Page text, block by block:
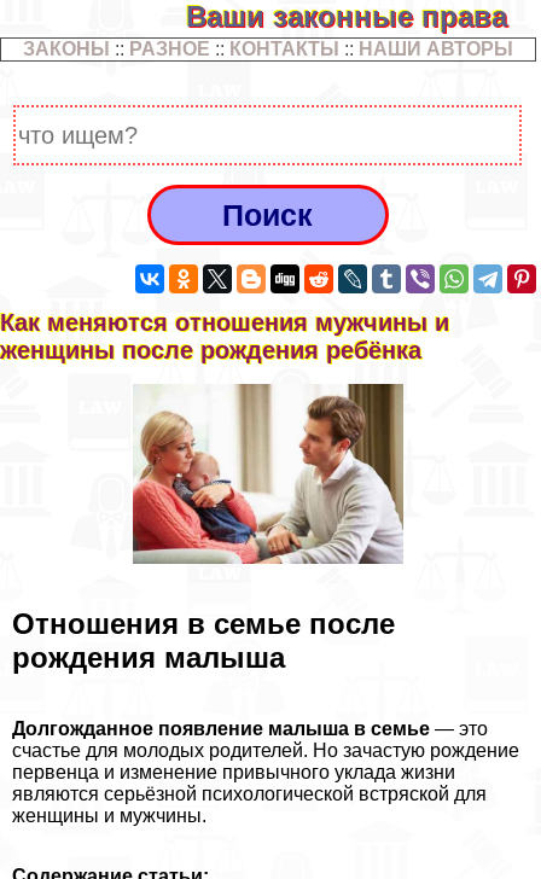
Ваши законные права
ЗАКОНЫ :: РАЗНОЕ :: КОНТАКТЫ :: НАШИ АВТОРЫ
Как меняются отношения мужчины и
женщины после рождения ребёнка
Отношения в семье после
рождения малыша
Долгожданное появление малыша в семье — это
счастье для молодых родителей. Но зачастую рождение
первенца и изменение привычного уклада жизни
являются серьёзной психологической встряской для
женщины и мужчины.